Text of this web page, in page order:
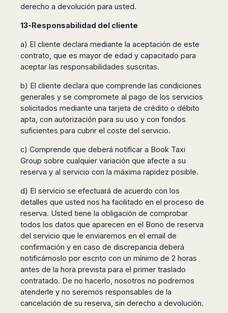
derecho a devolución para usted.
13-Responsabilidad del cliente
a) El cliente declara mediante la aceptación de este
contrato, que es mayor de edad y capacitado para
aceptar las responsabilidades suscritas.
b) El cliente declara que comprende las condiciones
generales y se compromete al pago de los servicios
solicitados mediante una tarjeta de crédito o débito
apta, con autorización para su uso y con fondos
suficientes para cubrir el coste del servicio.
c) Comprende que deberá notificar a Book Taxi
Group sobre cualquier variación que afecte a su
reserva y al servicio con la máxima rapidez posible.
d) El servicio se efectuará de acuerdo con los
detalles que usted nos ha facilitado en el proceso de
reserva. Usted tiene la obligación de comprobar
todos los datos que aparecen en el Bono de reserva
del servicio que le enviaremos en el email de
confirmación y en caso de discrepancia deberá
notificárnoslo por escrito con un mínimo de 2 horas
antes de la hora prevista para el primer traslado
contratado. De no hacerlo, nosotros no podremos
atenderle y no seremos responsables de la
cancelación de su reserva, sin derecho a devolución.